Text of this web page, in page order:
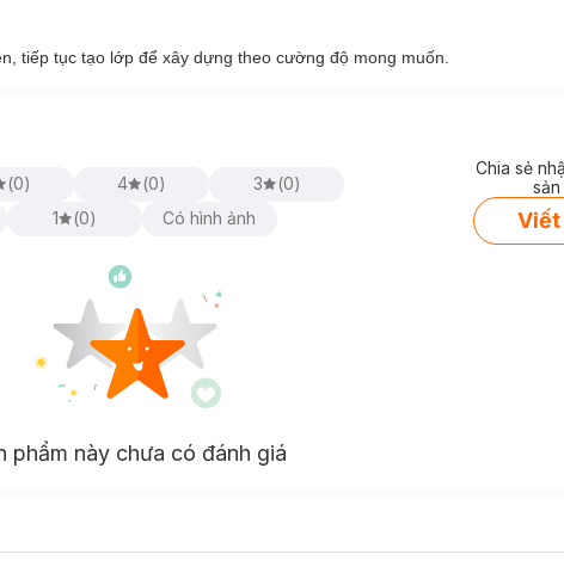
tiếp tục tạo lớp để xây dựng theo cường độ mong muốn.
(0) 4 (0) 3 (0)
1 (0) Có hình ảnh
Chia sẻ
Viết
phẩm này chưa có đánh giá